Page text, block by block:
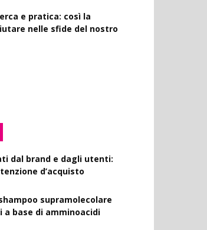
e pratica: così la
nelle sfide del nostro
dal brand e dagli utenti:
d’acquisto
supramolecolare
base di amminoacidi